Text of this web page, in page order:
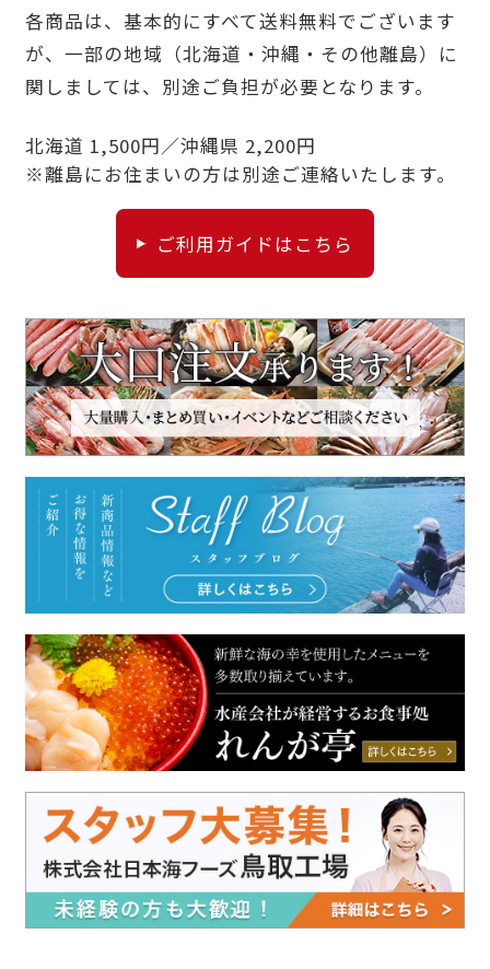
各商品は、基本的にすべて送料無料でございます
が、一部の地域（北海道・沖縄・その他離島）に
関しましては、別途ご負担が必要となります。
北海道 1,500円／沖縄県 2,200円
※離島にお住まいの方は別途ご連絡いたします。
ご利用ガイドはこちら